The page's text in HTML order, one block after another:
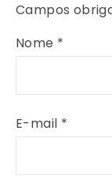
Campos
Nome *
E-mail *